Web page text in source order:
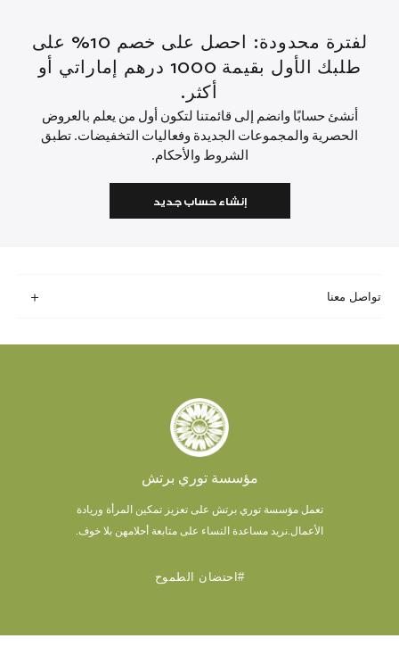
لفترة محدودة: احصل على خصم 10% على
طلبك الأول بقيمة 1000 درهم إماراتي أو
أكثر.
أنشئ حسابًا وانضم إلى قائمتنا لتكون أول من يعلم بالعروض
الحصرية والمجموعات الجديدة وفعاليات التخفيضات. تطبق
الشروط والأحكام.
إنشاء حساب جديد
تواصل معنا
مؤسسة توري برتش
تعمل مؤسسة توري برتش على تعزيز تمكين المرأة وريادة
الأعمال. نريد مساعدة النساء على متابعة أحلامهن بلا خوف.
#احتضان الطموح